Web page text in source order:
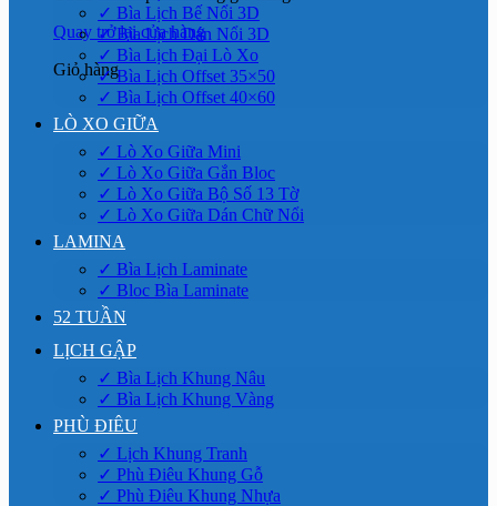
Quay trở lại cửa hàng
Giỏ hàng
✓ Bìa Lịch Bế Nổi 3D
✓ Bìa Lịch Dán Nổi 3D
✓ Bìa Lịch Đại Lò Xo
✓ Bìa Lịch Offset 35×50
✓ Bìa Lịch Offset 40×60
LÒ XO GIỮA
✓ Lò Xo Giữa Mini
✓ Lò Xo Giữa Gắn Bloc
✓ Lò Xo Giữa Bộ Số 13 Tờ
✓ Lò Xo Giữa Dán Chữ Nổi
LAMINA
✓ Bìa Lịch Laminate
✓ Bloc Bìa Laminate
52 TUẦN
LỊCH GẬP
✓ Bìa Lịch Khung Nâu
✓ Bìa Lịch Khung Vàng
PHÙ ĐIÊU
✓ Lịch Khung Tranh
✓ Phù Điêu Khung Gỗ
✓ Phù Điêu Khung Nhựa